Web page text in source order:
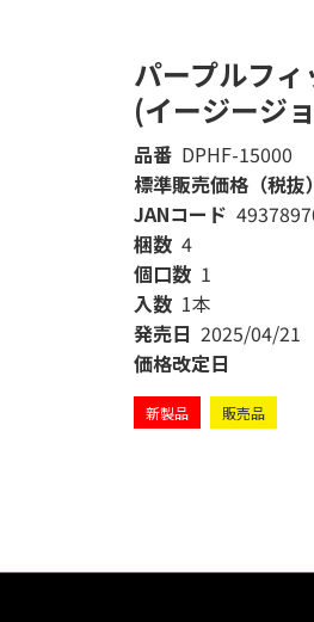
パープルフィ
(イージージ
品番 DPHF-15000
標準販売価格（税抜）
JANコード
梱数 4
個口数 1
入数 1本
発売日 2025/04/21
価格改定日
新製品 販売品